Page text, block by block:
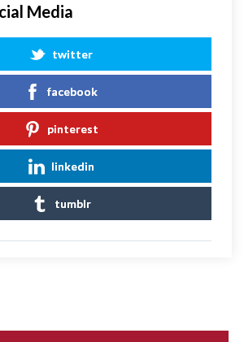
Media
twitter
facebook
pinterest
linkedin
tumblr